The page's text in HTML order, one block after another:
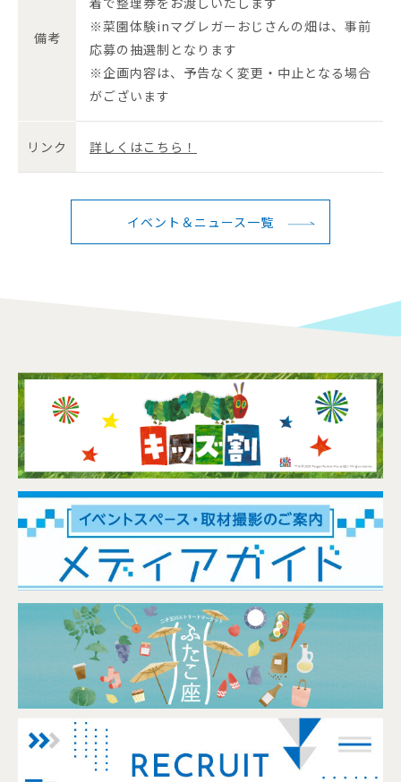
備考
※菜園体験inマグレガーおじさんの畑は、事前
応募の抽選制となります
※企画内容は、予告なく変更・中止となる場合
がございます
リンク 詳しくはこちら！
イベント＆ニュース一覧